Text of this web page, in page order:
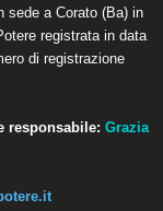
sede a Corato (Ba) in
registrata in data
di registrazione
responsabile: Grazia